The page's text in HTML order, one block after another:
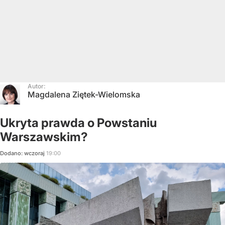
Autor:
Magdalena Ziętek-Wielomska
Ukryta prawda o Powstaniu
Warszawskim?
Dodano: wczoraj 19:00